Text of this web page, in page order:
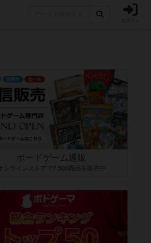
ログイン
ボードゲーム通販
オンラインストアで7,500商品を販売中